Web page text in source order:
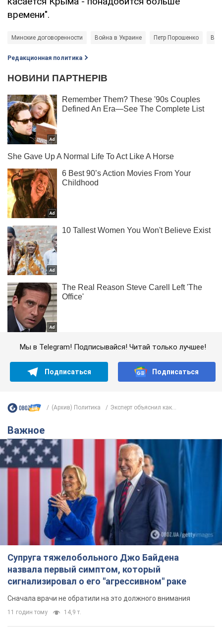
времени".
Минские договоренности Война в Украине Петр Порошенко
Редакционная политика
Мы в Telegram! Подписывайся! Читай только лучшее!
Подписаться Подписаться
(Архив) Политика Эксперт объяснил как...
Важное
Супруга тяжелобольного Джо Байдена
назвала первый симптом, который
сигнализировал о его "агрессивном" раке
Сначала врачи не обратили на это должного внимания
11 годин тому 14,9 т.